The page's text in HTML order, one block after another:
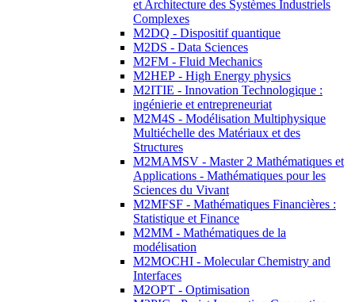
et Architecture des Systèmes Industriels
Complexes
M2DQ - Dispositif quantique
M2DS - Data Sciences
M2FM - Fluid Mechanics
M2HEP - High Energy physics
M2ITIE - Innovation Technologique :
ingénierie et entrepreneuriat
M2M4S - Modélisation Multiphysique
Multiéchelle des Matériaux et des
Structures
M2MAMSV - Master 2 Mathématiques et
Applications - Mathématiques pour les
Sciences du Vivant
M2MFSF - Mathématiques Financières :
Statistique et Finance
M2MM - Mathématiques de la
modélisation
M2MOCHI - Molecular Chemistry and
Interfaces
M2OPT - Optimisation